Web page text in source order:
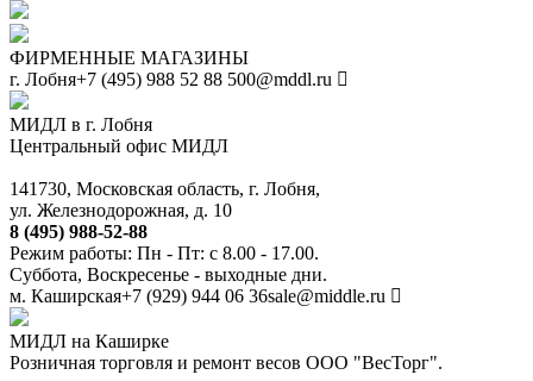
ФИРМЕННЫЕ МАГАЗИНЫ
г. Лобня+7 (495) 988 52 88 500@mddl.ru
МИДЛ в г. Лобня
Центральный офис МИДЛ
141730, Московская область, г. Лобня,
ул. Железнодорожная, д. 10
8 (495) 988-52-88
Режим работы: Пн - Пт: с 8.00 - 17.00.
Суббота, Воскресенье - выходные дни.
м. Каширская+7 (929) 944 06 36sale@middle.ru
МИДЛ на Каширке
Розничная торговля и ремонт весов ООО "ВесТорг".